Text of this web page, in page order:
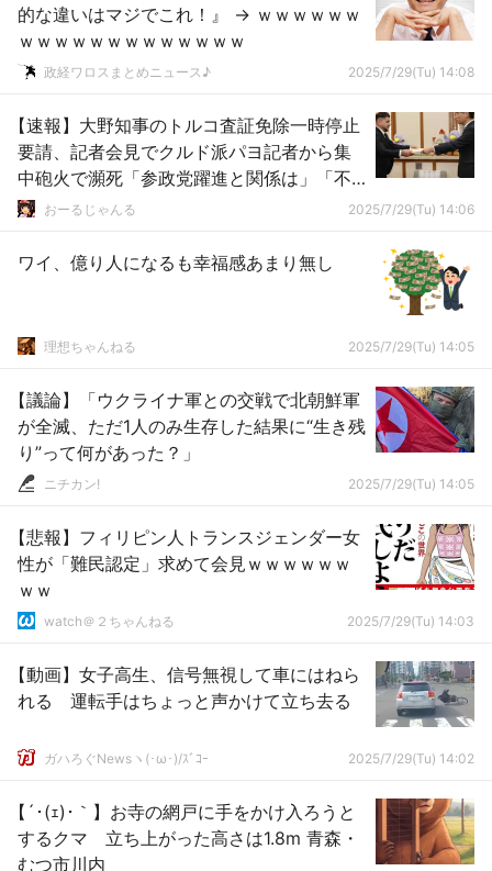
的な違いはマジでこれ！』 → ｗｗｗｗｗｗ
ｗｗｗｗｗｗｗｗｗｗｗｗｗ
政経ワロスまとめニュース♪ 2025/7/29(Tu) 14:08
【速報】大野知事のトルコ査証免除一時停止
要請、記者会見でクルド派パヨ記者から集
中砲火で瀕死「参政党躍進と関係は」「不
安の根拠示せ」
おーるじゃんる 2025/7/29(Tu) 14:06
ワイ、億り人になるも幸福感あまり無し
理想ちゃんねる 2025/7/29(Tu) 14:05
【議論】「ウクライナ軍との交戦で北朝鮮軍
が全滅、ただ1人のみ生存した結果に“生き残
り”って何があった？」
ニチカン! 2025/7/29(Tu) 14:05
【悲報】フィリピン人トランスジェンダー女
性が「難民認定」求めて会見ｗｗｗｗｗｗ
ｗｗ
watch＠２ちゃんねる 2025/7/29(Tu) 14:03
【動画】女子高生、信号無視して車にはねら
れる 運転手はちょっと声かけて立ち去る
ガハろぐNewsヽ(･ω･)/ｽﾞｺｰ 2025/7/29(Tu) 14:02
【´･(ｪ)･｀】お寺の網戸に手をかけ入ろうと
するクマ 立ち上がった高さは1.8m 青森・
むつ市川内